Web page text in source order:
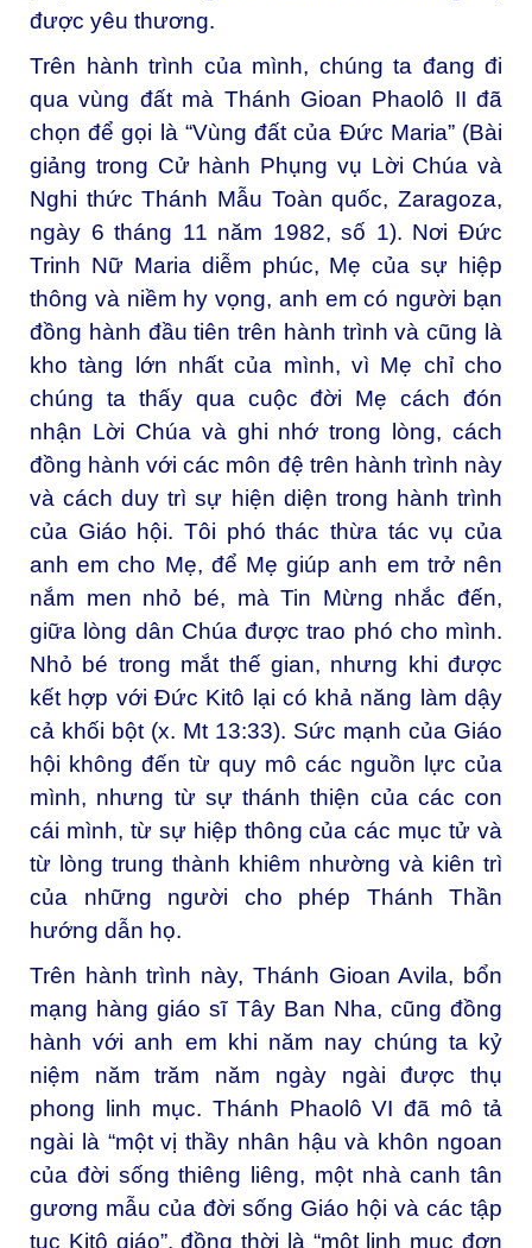
được yêu thương.
Trên hành trình của mình, chúng ta đang đi
qua vùng đất mà Thánh Gioan Phaolô II đã
chọn để gọi là “Vùng đất của Đức Maria” (Bài
giảng trong Cử hành Phụng vụ Lời Chúa và
Nghi thức Thánh Mẫu Toàn quốc, Zaragoza,
ngày 6 tháng 11 năm 1982, số 1). Nơi Đức
Trinh Nữ Maria diễm phúc, Mẹ của sự hiệp
thông và niềm hy vọng, anh em có người bạn
đồng hành đầu tiên trên hành trình và cũng là
kho tàng lớn nhất của mình, vì Mẹ chỉ cho
chúng ta thấy qua cuộc đời Mẹ cách đón
nhận Lời Chúa và ghi nhớ trong lòng, cách
đồng hành với các môn đệ trên hành trình này
và cách duy trì sự hiện diện trong hành trình
của Giáo hội. Tôi phó thác thừa tác vụ của
anh em cho Mẹ, để Mẹ giúp anh em trở nên
nắm men nhỏ bé, mà Tin Mừng nhắc đến,
giữa lòng dân Chúa được trao phó cho mình.
Nhỏ bé trong mắt thế gian, nhưng khi được
kết hợp với Đức Kitô lại có khả năng làm dậy
cả khối bột (x. Mt 13:33). Sức mạnh của Giáo
hội không đến từ quy mô các nguồn lực của
mình, nhưng từ sự thánh thiện của các con
cái mình, từ sự hiệp thông của các mục tử và
từ lòng trung thành khiêm nhường và kiên trì
của những người cho phép Thánh Thần
hướng dẫn họ.
Trên hành trình này, Thánh Gioan Avila, bổn
mạng hàng giáo sĩ Tây Ban Nha, cũng đồng
hành với anh em khi năm nay chúng ta kỷ
niệm năm trăm năm ngày ngài được thụ
phong linh mục. Thánh Phaolô VI đã mô tả
ngài là “một vị thầy nhân hậu và khôn ngoan
của đời sống thiêng liêng, một nhà canh tân
gương mẫu của đời sống Giáo hội và các tập
tục Kitô giáo”, đồng thời là “một linh mục đơn